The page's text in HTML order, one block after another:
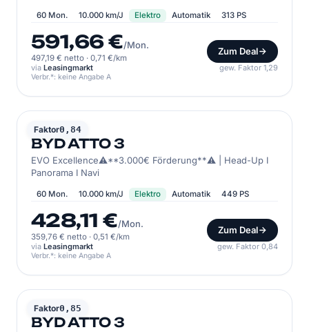
60 Mon. 10.000 km/J Elektro Automatik 313 PS
591,66 €/Mon.
497,19 € netto · 0,71 €/km
Zum Deal
via Leasingmarkt gew. Faktor 1,29
Verbr.*: keine Angabe A
Faktor0,84
BYD
BYD ATTO 3
EVO Excellence⚠️**3.000€ Förderung**⚠️ | Head-Up I
Panorama I Navi
60 Mon. 10.000 km/J Elektro Automatik 449 PS
428,11 €/Mon.
359,76 € netto · 0,51 €/km
Zum Deal
via Leasingmarkt gew. Faktor 0,84
Verbr.*: keine Angabe A
Faktor0,85
BYD
BYD ATTO 3